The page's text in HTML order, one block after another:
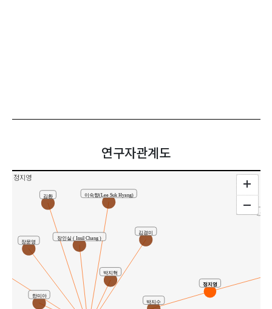
연구자관계도
정지영
신채
장인실 ( Insil Chang )
김경미
김환
박지수
박지혁
이숙향(Lee Suk Hyang)
장문영
한미아
정지영